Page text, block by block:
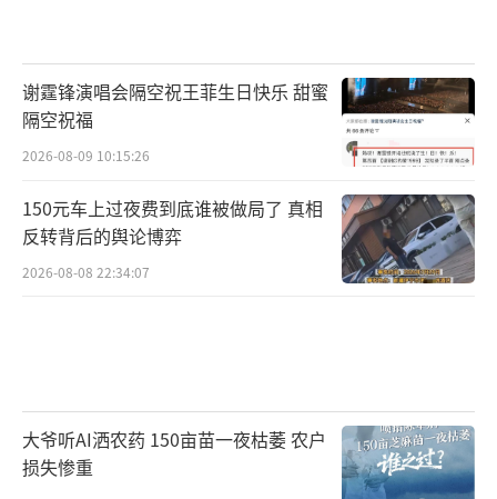
谢霆锋演唱会隔空祝王菲生日快乐 甜蜜
隔空祝福
2026-08-09 10:15:26
150元车上过夜费到底谁被做局了 真相
反转背后的舆论博弈
2026-08-08 22:34:07
大爷听AI洒农药 150亩苗一夜枯萎 农户
损失惨重